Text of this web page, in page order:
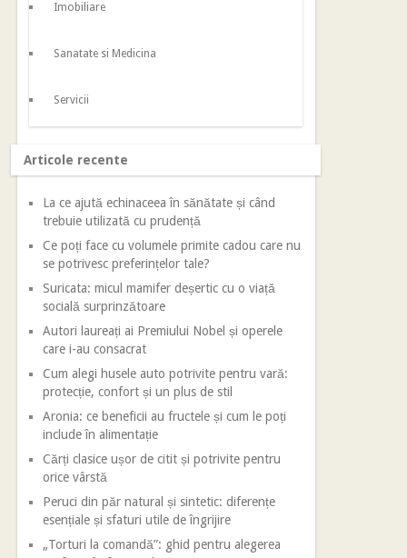
Imobiliare
Sanatate si Medicina
Servicii
Articole recente
La ce ajută echinaceea în sănătate și când
trebuie utilizată cu prudență
Ce poți face cu volumele primite cadou care nu
se potrivesc preferințelor tale?
Suricata: micul mamifer deșertic cu o viață
socială surprinzătoare
Autori laureați ai Premiului Nobel și operele
care i-au consacrat
Cum alegi husele auto potrivite pentru vară:
protecție, confort și un plus de stil
Aronia: ce beneficii au fructele și cum le poți
include în alimentație
Cărți clasice ușor de citit și potrivite pentru
orice vârstă
Peruci din păr natural și sintetic: diferențe
esențiale și sfaturi utile de îngrijire
„Torturi la comandă”: ghid pentru alegerea